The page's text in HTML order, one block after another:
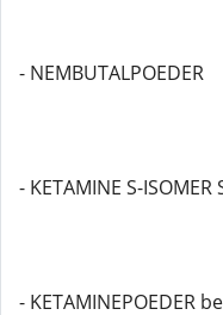
- NEMBUTALPOEDER
- KETAMINE S-ISOMER
- KETAMINEPOEDER